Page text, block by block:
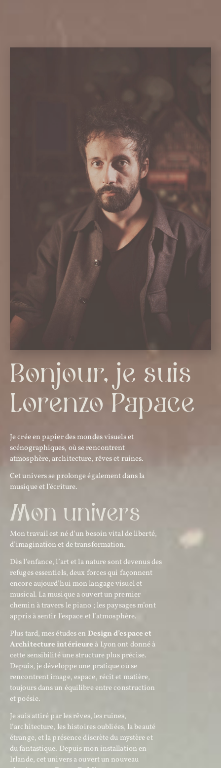
Bonjour, je suis
Lorenzo Papace
Je crée en papier des mondes visuels et
scénographiques, où se rencontrent
atmosphère, architecture, rêves et ruines.
Cet univers se prolonge également dans la
musique et l’écriture.
Mon univers
Mon travail est né d’un besoin vital de liberté,
d’imagination et de transformation.
Dès l’enfance, l’art et la nature sont devenus des
refuges essentiels, deux forces qui façonnent
encore aujourd’hui mon langage visuel et
musical. La musique a ouvert un premier
chemin à travers le piano ; les paysages m’ont
appris à sentir l’espace et l’atmosphère.
Plus tard, mes études en Design d’espace et
Architecture intérieure à Lyon ont donné à
cette sensibilité une structure plus précise.
Depuis, je développe une pratique où se
rencontrent image, espace, récit et matière,
toujours dans un équilibre entre construction
et poésie.
Je suis attiré par les rêves, les ruines,
l’architecture, les histoires oubliées, la beauté
étrange, et la présence discrète du mystère et
du fantastique. Depuis mon installation en
Irlande, cet univers a ouvert un nouveau